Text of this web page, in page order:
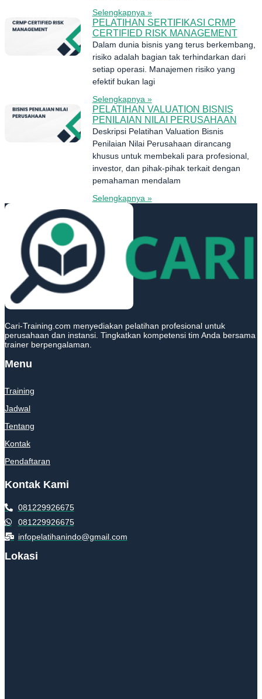
Selengkapnya »
PELATIHAN SERTIFIKASI CRMP
CERTIFIED RISK MANAGEMENT
Dalam dunia bisnis yang terus berkembang,
risiko adalah bagian tak terhindarkan dari
setiap operasi. Manajemen risiko yang
efektif bukan lagi
Selengkapnya »
PELATIHAN VALUATION BISNIS
PENILAIAN NILAI PERUSAHAAN
Deskripsi Pelatihan Valuation Bisnis
Penilaian Nilai Perusahaan dirancang
khusus untuk membekali para profesional,
investor, dan pihak-pihak terkait dengan
pemahaman mendalam
Selengkapnya »
Cari-Training.com menyediakan pelatihan profesional untuk
perusahaan dan instansi. Tingkatkan kompetensi tim Anda bersama
trainer berpengalaman.
Menu
Training
Jadwal
Tentang
Kontak
Pendaftaran
Kontak Kami
081229926675
081229926675
infopelatihanindo@gmail.com
Lokasi